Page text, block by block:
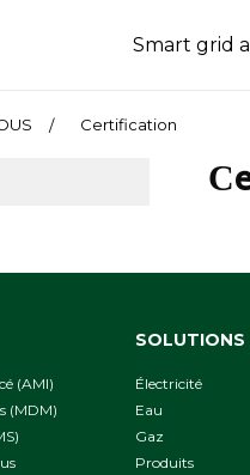
Smart grid
Сertification
(AMI)
(MDM)
SOLUTIONS
Électricité
Eau
Gaz
Produits